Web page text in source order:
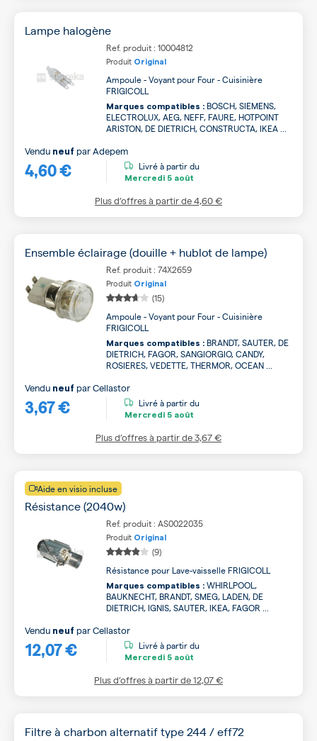
Lampe halogène
Ref. produit : 10004812
Produit Original
Ampoule - Voyant pour Four - Cuisinière
FRIGICOLL
Marques compatibles : BOSCH, SIEMENS,
ELECTROLUX, AEG, NEFF, FAURE, HOTPOINT
ARISTON, DE DIETRICH, CONSTRUCTA, IKEA ...
4,60 €
Vendu neuf parAdepem
Livré à partir du
Mercredi 5 août
Plus d’offres à partir de4,60 €
Ensemble éclairage (douille + hublot de lampe)
Ref. produit : 74X2659
Produit Original
(15)
Ampoule - Voyant pour Four - Cuisinière
FRIGICOLL
Marques compatibles : BRANDT, SAUTER, DE
DIETRICH, FAGOR, SANGIORGIO, CANDY,
ROSIERES, VEDETTE, THERMOR, OCEAN ...
3,67 €
Vendu neuf parCellastor
Livré à partir du
Mercredi 5 août
Plus d’offres à partir de3,67 €
Aide en visio incluse
Résistance (2040w)
Ref. produit : AS0022035
Produit Original
(9)
Résistance pour Lave-vaisselle FRIGICOLL
Marques compatibles : WHIRLPOOL,
BAUKNECHT, BRANDT, SMEG, LADEN, DE
DIETRICH, IGNIS, SAUTER, IKEA, FAGOR ...
12,07 €
Vendu neuf parCellastor
Livré à partir du
Mercredi 5 août
Plus d’offres à partir de12,07 €
Filtre à charbon alternatif type 244 / eff72